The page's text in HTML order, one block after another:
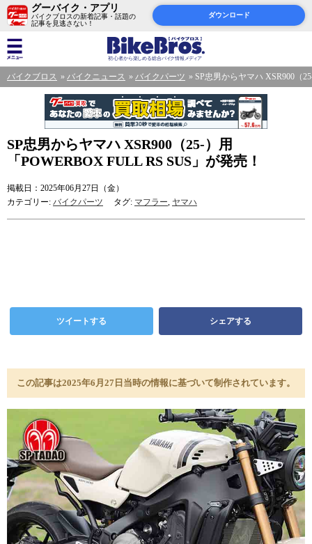
グーバイク・アプリ
バイクブロスの新着記事・話題の
記事を見逃さない！
ダウンロード
バイクブロス バイクニュース バイクパーツ SP忠男からヤマハ XSR900（
SP忠男からヤマハ XSR900（25-）用
「POWERBOX FULL RS SUS」が発売！
掲載日：2025年06月27日（金）
カテゴリー: バイクパーツ タグ: マフラー, ヤマハ
ツイートする シェアする
この記事は2025年6月27日当時の情報に基づいて制作されています。